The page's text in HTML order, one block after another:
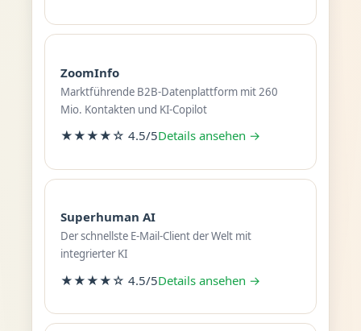
ZoomInfo
Marktführende B2B-Datenplattform mit 260
Mio. Kontakten und KI-Copilot
★★★★☆ 4.5/5Details ansehen →
Superhuman AI
Der schnellste E-Mail-Client der Welt mit
integrierter KI
★★★★☆ 4.5/5Details ansehen →